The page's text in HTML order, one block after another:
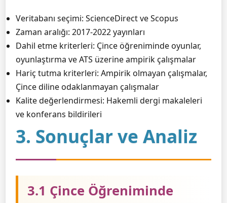
Veritabanı seçimi: ScienceDirect ve Scopus
Zaman aralığı: 2017-2022 yayınları
Dahil etme kriterleri: Çince öğreniminde oyunlar,
oyunlaştırma ve ATS üzerine ampirik çalışmalar
Hariç tutma kriterleri: Ampirik olmayan çalışmalar,
Çince diline odaklanmayan çalışmalar
Kalite değerlendirmesi: Hakemli dergi makaleleri
ve konferans bildirileri
3. Sonuçlar ve Analiz
3.1 Çince Öğreniminde